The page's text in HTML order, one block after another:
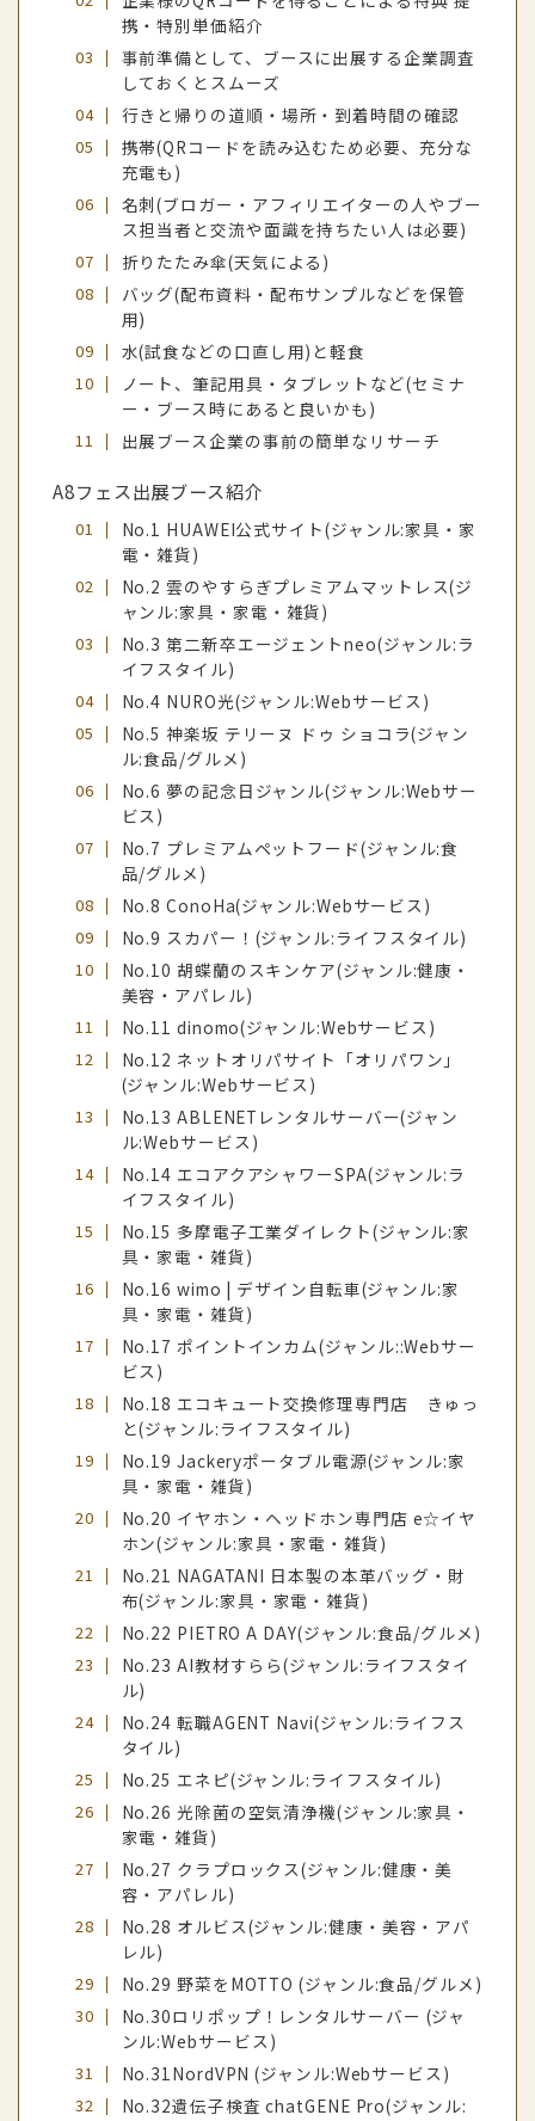
携・特別単価紹介
事前準備として、ブースに出展する企業調査
しておくとスムーズ
行きと帰りの道順・場所・到着時間の確認
携帯(QRコードを読み込むため必要、充分な
充電も)
名刺(ブロガー・アフィリエイターの人やブー
ス担当者と交流や面識を持ちたい人は必要)
折りたたみ傘(天気による)
バッグ(配布資料・配布サンプルなどを保管
用)
水(試食などの口直し用)と軽食
ノート、筆記用具・タブレットなど(セミナ
ー・ブース時にあると良いかも)
出展ブース企業の事前の簡単なリサーチ
A8フェス出展ブース紹介
No.1 HUAWEI公式サイト(ジャンル:家具・家
電・雑貨)
No.2 雲のやすらぎプレミアムマットレス(ジ
ャンル:家具・家電・雑貨)
No.3 第二新卒エージェントneo(ジャンル:ラ
イフスタイル)
No.4 NURO光(ジャンル:Webサービス)
No.5 神楽坂 テリーヌ ドゥ ショコラ(ジャン
ル:食品/グルメ)
No.6 夢の記念日ジャンル(ジャンル:Webサー
ビス)
No.7 プレミアムペットフード(ジャンル:食
品/グルメ)
No.8 ConoHa(ジャンル:Webサービス)
No.9 スカパー！(ジャンル:ライフスタイル)
No.10 胡蝶蘭のスキンケア(ジャンル:健康・
美容・アパレル)
No.11 dinomo(ジャンル:Webサービス)
No.12 ネットオリパサイト「オリパワン」
(ジャンル:Webサービス)
No.13 ABLENETレンタルサーバー(ジャン
ル:Webサービス)
No.14 エコアクアシャワーSPA(ジャンル:ラ
イフスタイル)
No.15 多摩電子工業ダイレクト(ジャンル:家
具・家電・雑貨)
No.16 wimo | デザイン自転車(ジャンル:家
具・家電・雑貨)
No.17 ポイントインカム(ジャンル::Webサー
ビス)
No.18 エコキュート交換修理専門店 きゅっ
と(ジャンル:ライフスタイル)
No.19 Jackeryポータブル電源(ジャンル:家
具・家電・雑貨)
No.20 イヤホン・ヘッドホン専門店 e☆イヤ
ホン(ジャンル:家具・家電・雑貨)
No.21 NAGATANI 日本製の本革バッグ・財
布(ジャンル:家具・家電・雑貨)
No.22 PIETRO A DAY(ジャンル:食品/グルメ)
No.23 AI教材すらら(ジャンル:ライフスタイ
ル)
No.24 転職AGENT Navi(ジャンル:ライフス
タイル)
No.25 エネピ(ジャンル:ライフスタイル)
No.26 光除菌の空気清浄機(ジャンル:家具・
家電・雑貨)
No.27 クラプロックス(ジャンル:健康・美
容・アパレル)
No.28 オルビス(ジャンル:健康・美容・アパ
レル)
No.29 野菜をMOTTO (ジャンル:食品/グルメ)
No.30ロリポップ！レンタルサーバー (ジャ
ンル:Webサービス)
No.31NordVPN (ジャンル:Webサービス)
No.32遺伝子検査 chatGENE Pro(ジャンル: